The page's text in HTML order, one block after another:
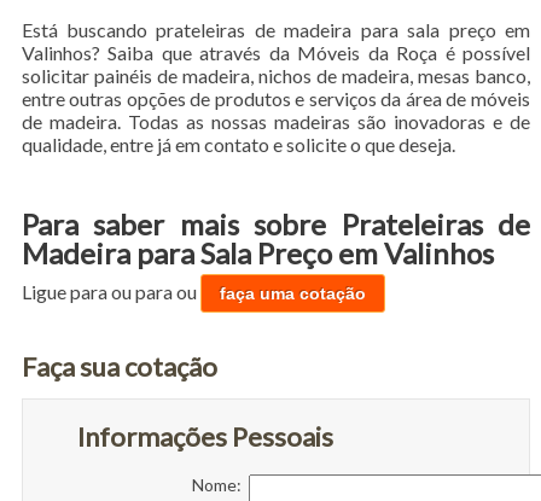
Está buscando prateleiras de madeira para sala preço em
Valinhos? Saiba que através da Móveis da Roça é possível
solicitar painéis de madeira, nichos de madeira, mesas banco,
entre outras opções de produtos e serviços da área de móveis
de madeira. Todas as nossas madeiras são inovadoras e de
qualidade, entre já em contato e solicite o que deseja.
Para saber mais sobre Prateleiras de
Madeira para Sala Preço em Valinhos
Ligue paraou paraou faça uma cotação
Faça sua cotação
Informações Pessoais
Nome: